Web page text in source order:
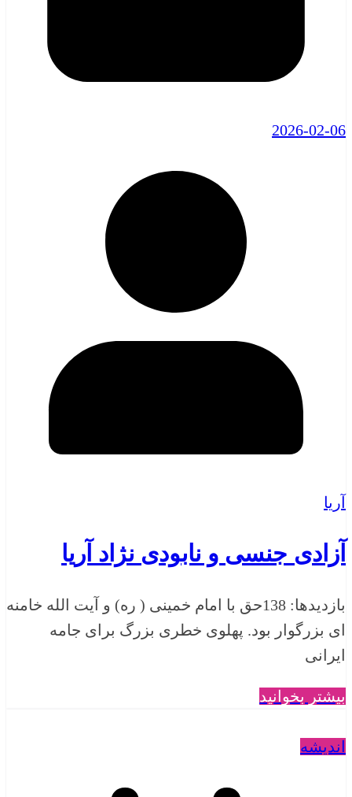
2026-02-06
آریا
آزادی جنسی و نابودی نژاد آریا
بازدیدها: 138حق با امام خمینی ( ره) و آیت الله خامنه
ای بزرگوار بود. پهلوی خطری بزرگ برای جامه
ایرانی
بیشتر بخوانید
اندیشه